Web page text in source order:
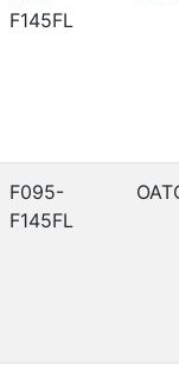
F145FL
F095-
F145FL